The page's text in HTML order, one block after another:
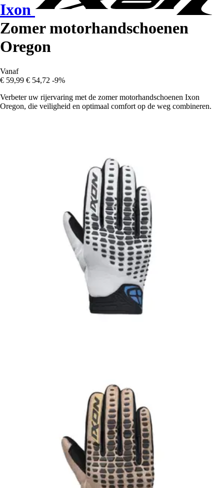
Ixon
Zomer motorhandschoenen
Oregon
Vanaf
€ 59,99 € 54,72 -9%
Verbeter uw rijervaring met de zomer motorhandschoenen Ixon
Oregon, die veiligheid en optimaal comfort op de weg combineren.